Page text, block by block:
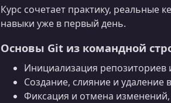
Курс сочетает практику,
навыки уже в первый день.
Основы Git из командной
Инициализация репозиториев
Создание, слияние и удаление
Фиксация и отмена